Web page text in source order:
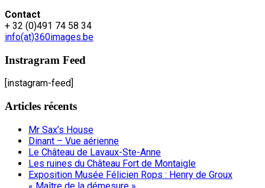
Contact
+ 32 (0)491 74 58 34
info(at)360images.be
Instragram Feed
[instagram-feed]
Articles récents
Mr Sax’s House
Dinant – Vue aérienne
Le Château de Lavaux-Ste-Anne
Les ruines du Château Fort de Montaigle
Exposition Musée Félicien Rops : Henry de Groux